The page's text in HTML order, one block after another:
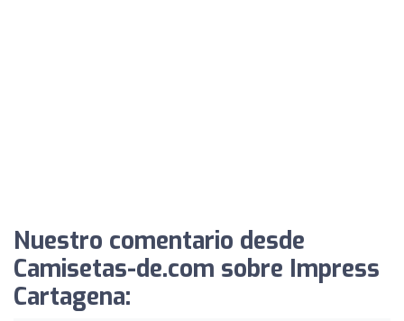
Nuestro comentario desde
Camisetas-de.com sobre Impress
Cartagena: